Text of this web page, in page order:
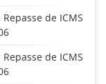
de ICMS
de ICMS